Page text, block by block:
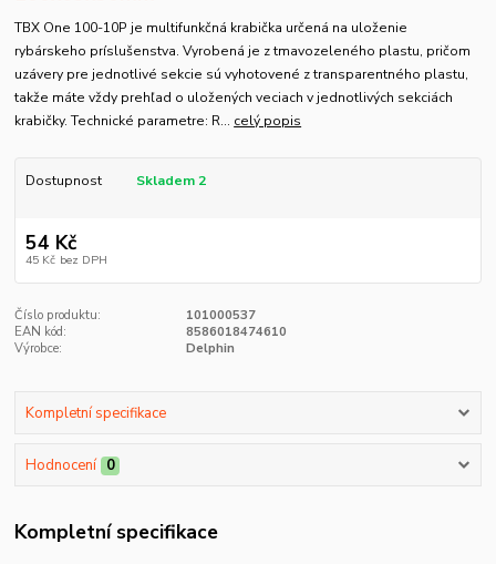
TBX One 100-10P je multifunkčná krabička určená na uloženie
rybárskeho príslušenstva. Vyrobená je z tmavozeleného plastu, pričom
uzávery pre jednotlivé sekcie sú vyhotovené z transparentného plastu,
takže máte vždy prehľad o uložených veciach v jednotlivých sekciách
krabičky. Technické parametre: R... celý popis
Dostupnost Skladem 2
54 Kč
45 Kč bez DPH
Číslo produktu:
101000537
EAN kód:
8586018474610
Výrobce:
Delphin
Kompletní specifikace
Hodnocení 0
Kompletní specifikace